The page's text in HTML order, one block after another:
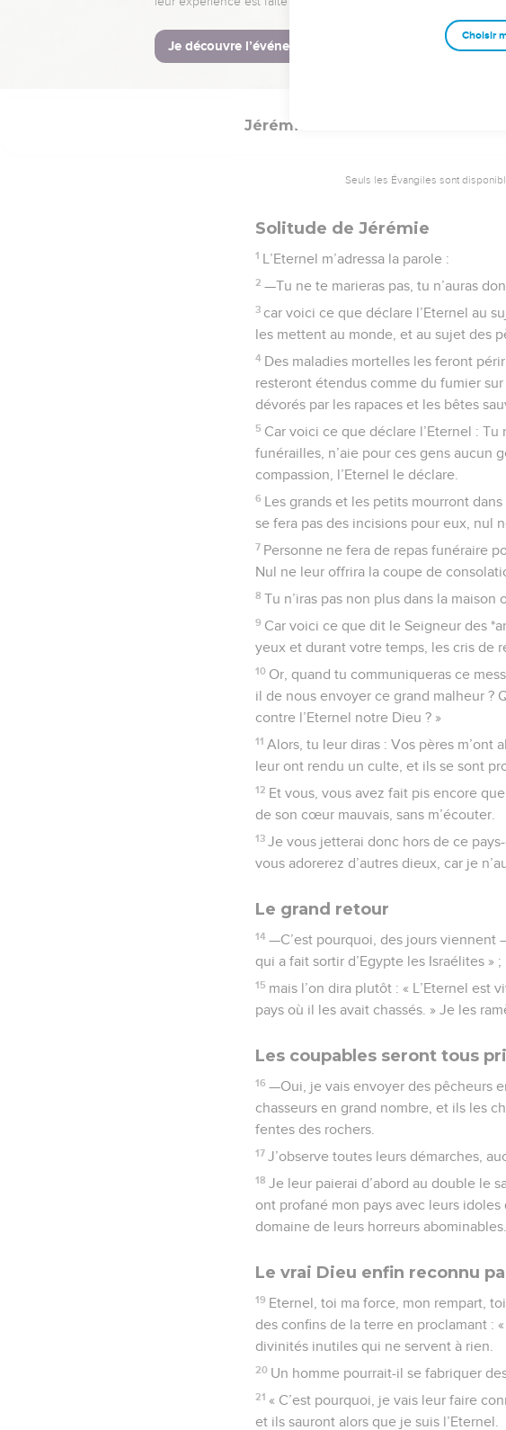
21 Oui, je te délivrerai des *méchants, je
La Bible Du Semeur Copyright ©
Jérémie
Seuls les Évangiles sont
Solitude de Jérémie
1 L’Eternel m’adressa la parole :
2 —Tu ne te marieras pas, tu n’auras
3 car voici ce que déclare l’Eternel au
les mettent au monde, et au sujet des
4 Des maladies mortelles les feront
resteront étendus comme du fumier
dévorés par les rapaces et les bêtes
5 Car voici ce que déclare l’Eternel :
funérailles, n’aie pour ces gens aucun
compassion, l’Eternel le déclare.
6 Les grands et les petits mourront
se fera pas des incisions pour eux, nul
7 Personne ne fera de repas funéraire
Nul ne leur offrira la coupe de
8 Tu n’iras pas non plus dans la
9 Car voici ce que dit le Seigneur des
yeux et durant votre temps, les cris de
10 Or, quand tu communiqueras ce
il de nous envoyer ce grand malheur ?
contre l’Eternel notre Dieu ? »
11 Alors, tu leur diras : Vos pères m’ont
leur ont rendu un culte, et ils se sont
12 Et vous, vous avez fait pis encore
de son cœur mauvais, sans m’écouter.
13 Je vous jetterai donc hors de ce
vous adorerez d’autres dieux, car je
Le grand retour
14 —C’est pourquoi, des jours viennent
qui a fait sortir d’Egypte les Israélites » ;
15 mais l’on dira plutôt : « L’Eternel est
pays où il les avait chassés. » Je les
Les coupables seront tous
16 —Oui, je vais envoyer des pêcheurs
chasseurs en grand nombre, et ils les
fentes des rochers.
17 J’observe toutes leurs démarches,
18 Je leur paierai d’abord au double le
ont profané mon pays avec leurs
domaine de leurs horreurs abominables.
Le vrai Dieu enfin reconnu
19 Eternel, toi ma force, mon rempart,
des confins de la terre en proclamant :
divinités inutiles qui ne servent à rien.
20 Un homme pourrait-il se fabriquer
21 « C’est pourquoi, je vais leur faire
et ils sauront alors que je suis l’Eternel.
Choisir